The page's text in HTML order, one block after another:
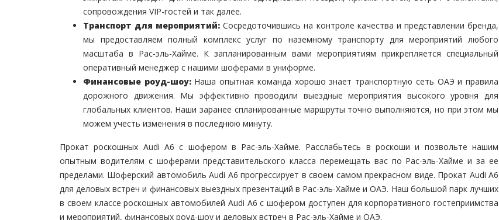
сопровождения VIP-гостей и так далее.
Транспорт для мероприятий: Сосредоточившись на контроле качества и представлении бренда,
мы предоставляем полный комплекс услуг по наземному транспорту для мероприятий любого
масштаба в Рас-эль-Хайме. К запланированным вами мероприятиям прикрепляется специальный
оперативный менеджер с нашими шоферами в униформе.
Финансовые роуд-шоу:Наша опытная команда хорошо знает транспортную сеть ОАЭ и правила
дорожного движения. Мы эффективно проводили выездные мероприятия высокого уровня для
глобальных клиентов. Наши заранее спланированные маршруты точно выполняются, но при этом мы
можем учесть изменения в последнюю минуту.
Прокат роскошных Audi A6 с шофером в Рас-эль-Хайме. Расслабьтесь в роскоши и позвольте нашим
опытным водителям с шоферами представительского класса перемещать вас по Рас-эль-Хайме и за ее
пределами. Шоферский автомобиль Audi A6 прогрессирует в своем самом прекрасном виде. Прокат Audi A6
для деловых встреч и финансовых выездных презентаций в Рас-эль-Хайме и ОАЭ. Наш большой парк лучших
в своем классе роскошных автомобилей Audi A6 с шофером доступен для корпоративного гостеприимства
и мероприятий, финансовых роуд-шоу и деловых встреч в Рас-эль-Хайме и ОАЭ.